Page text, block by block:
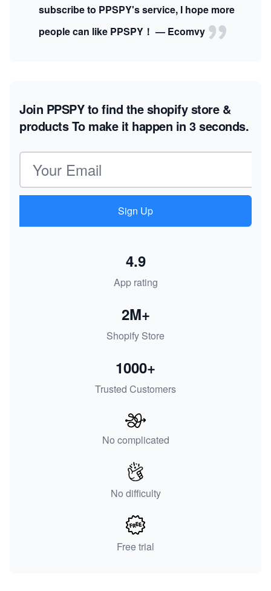
subscribe to PPSPY's service, I hope more
people can like PPSPY！ — Ecomvy
Join PPSPY to find the shopify store &
productsTo make it happen in 3 seconds.
Email address
Sign Up
App rating
4.9
Shopify Store
2M+
Trusted Customers
1000+
No complicated
No difficulty
Free trial